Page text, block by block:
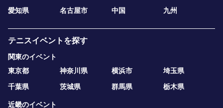
愛知県
名古屋市 中国 九州
テニスイベントを探す
関東のイベント
東京都
神奈川県 横浜市
埼玉県
千葉県
茨城県 群馬県 栃木県
近畿のイベント